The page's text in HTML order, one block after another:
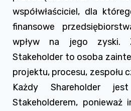
współwłaściciel, dla
finansowe
wpływ na jego zyski.
Stakeholder to osoba
projektu, procesu, zespołu
Każdy Shareholder
Stakeholderem, ponieważ